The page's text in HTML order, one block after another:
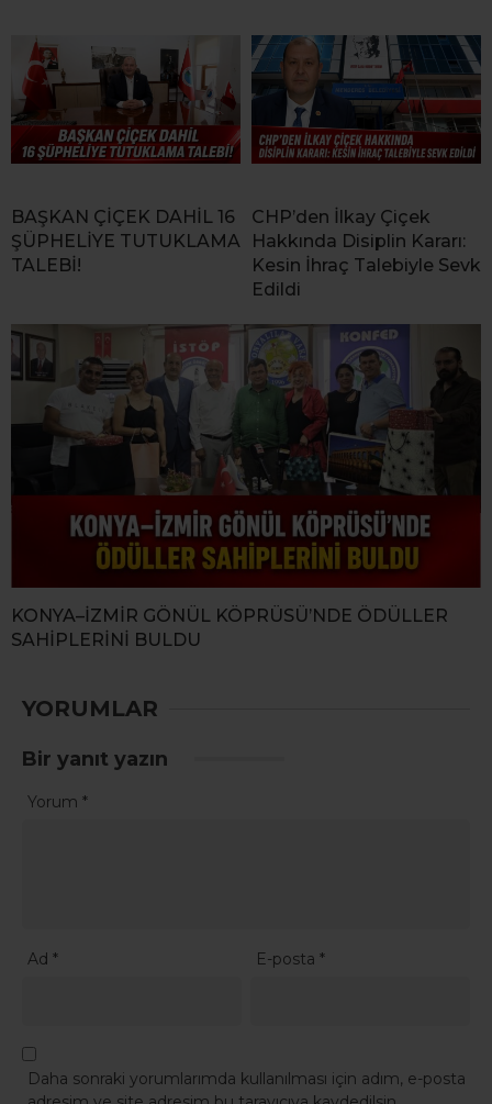
BAŞKAN ÇİÇEK DAHİL 16
ŞÜPHELİYE TUTUKLAMA
TALEBİ!
CHP’den İlkay Çiçek
Hakkında Disiplin Kararı:
Kesin İhraç Talebiyle Sevk
Edildi
KONYA–İZMİR GÖNÜL KÖPRÜSÜ’NDE ÖDÜLLER
SAHİPLERİNİ BULDU
YORUMLAR
Bir yanıt yazın
Yorum *
Ad * E-posta*
Daha sonraki yorumlarımda kullanılması için adım, e-posta